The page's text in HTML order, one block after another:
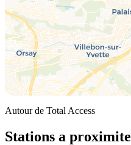
Autour de Total Access
Stations a proximite